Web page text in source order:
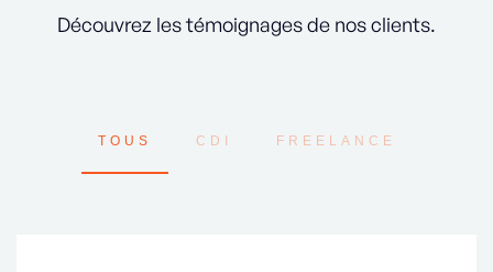
Découvrez les témoignages de nos clients.
TOUS CDI FREELANCE